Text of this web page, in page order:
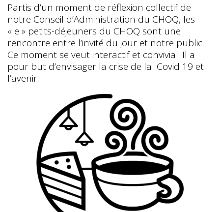
Partis d’un moment de réflexion collectif de
notre Conseil d’Administration du CHOQ, les
« e » petits-déjeuners du CHOQ sont une
rencontre entre l’invité du jour et notre public.
Ce moment se veut interactif et convivial. Il a
pour but d’envisager la crise de la Covid 19 et
l’avenir.